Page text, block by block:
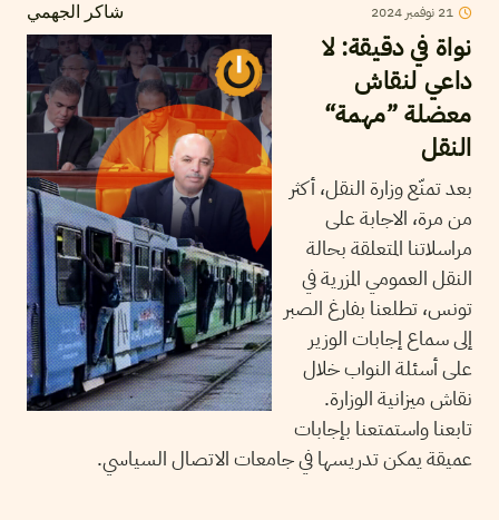
شاكر الجهمي 21 نوفمبر 2024
نواة في دقيقة: لا
داعي لنقاش
معضلة ”مهمة“
النقل
بعد تمنّع وزارة النقل، أكثر
من مرة، الاجابة على
مراسلاتنا المتعلقة بحالة
النقل العمومي المزرية في
تونس، تطلعنا بفارغ الصبر
إلى سماع إجابات الوزير
على أسئلة النواب خلال
نقاش ميزانية الوزارة.
تابعنا واستمتعنا بإجابات
عميقة يمكن تدريسها في جامعات الاتصال السياسي.